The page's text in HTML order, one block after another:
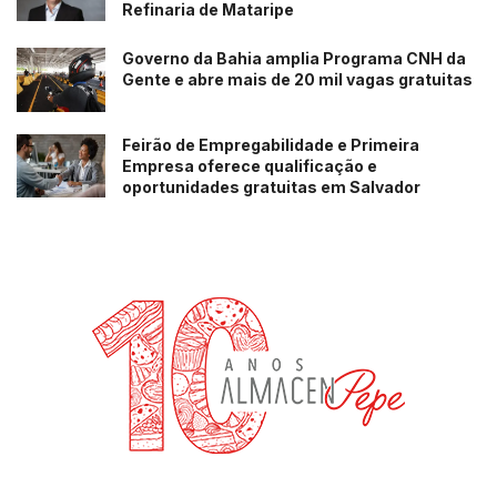
Refinaria de Mataripe
Governo da Bahia amplia Programa CNH da
Gente e abre mais de 20 mil vagas gratuitas
Feirão de Empregabilidade e Primeira
Empresa oferece qualificação e
oportunidades gratuitas em Salvador